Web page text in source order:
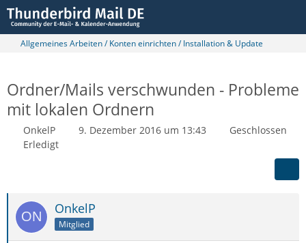
Allgemeines Arbeiten / Konten einrichten / Installation & Update
Ordner/Mails verschwunden - Probleme
mit lokalen Ordnern
OnkelP 9. Dezember 2016 um 13:43
Geschlossen
Erledigt
OnkelP
Mitglied